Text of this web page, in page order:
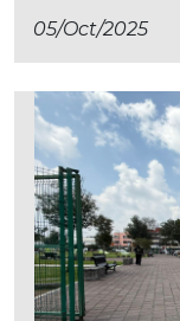
05/oct/2025